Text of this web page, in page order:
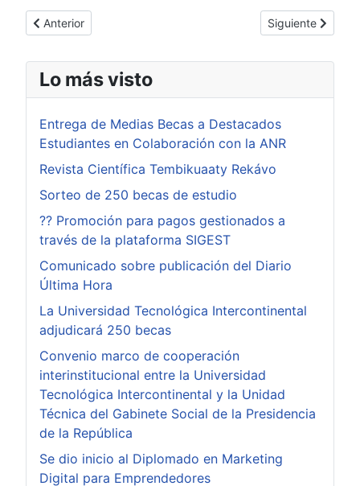
Artículo anterior: ? UTIC Encarnación – Caminemos por la
Anterior Artículo
Siguiente
Lo más visto
Entrega de Medias Becas a Destacados
Estudiantes en Colaboración con la ANR
Revista Científica Tembikuaaty Rekávo
Sorteo de 250 becas de estudio
?? Promoción para pagos gestionados a
través de la plataforma SIGEST
Comunicado sobre publicación del Diario
Última Hora
La Universidad Tecnológica Intercontinental
adjudicará 250 becas
Convenio marco de cooperación
interinstitucional entre la Universidad
Tecnológica Intercontinental y la Unidad
Técnica del Gabinete Social de la Presidencia
de la República
Se dio inicio al Diplomado en Marketing
Digital para Emprendedores